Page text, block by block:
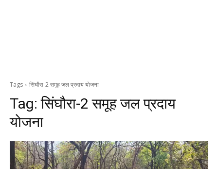
Tags सिंघौरा-2 समूह जल प्रदाय योजना
Tag:सिंघौरा-2 समूह जल प्रदाय
योजना